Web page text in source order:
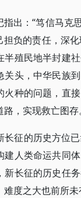
指出：“笃信马克
担负的责任，深
半殖民地半封建
头，中华民族
火种的问题，直
，实现救亡图存。
长征的历史方位
建人类命运共同
新长征的历史任
度之大也前所未